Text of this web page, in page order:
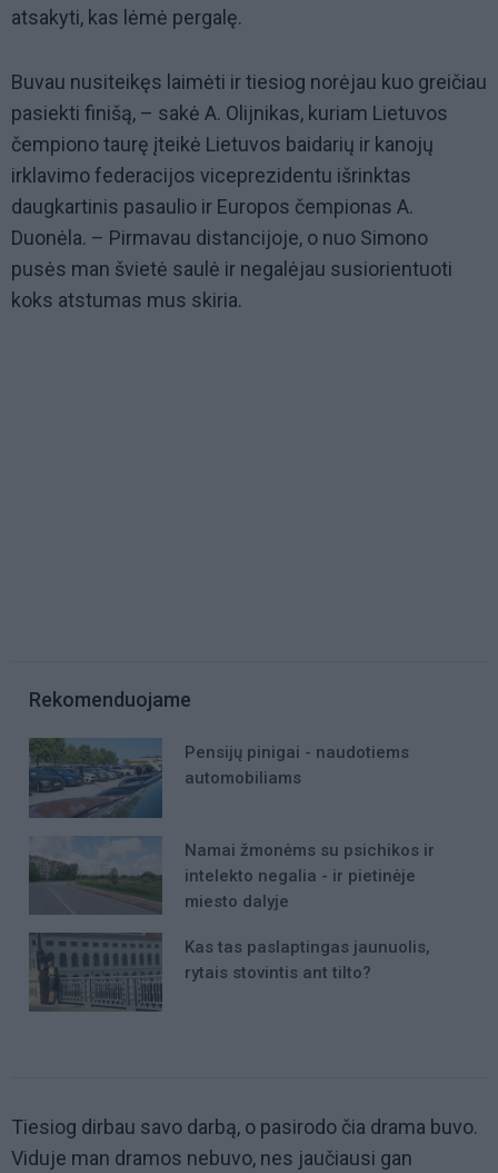
atsakyti, kas lėmė pergalę.
Buvau nusiteikęs laimėti ir tiesiog norėjau kuo greičiau
pasiekti finišą, – sakė A. Olijnikas, kuriam Lietuvos
čempiono taurę įteikė Lietuvos baidarių ir kanojų
irklavimo federacijos viceprezidentu išrinktas
daugkartinis pasaulio ir Europos čempionas A.
Duonėla. – Pirmavau distancijoje, o nuo Simono
pusės man švietė saulė ir negalėjau susiorientuoti
koks atstumas mus skiria.
Rekomenduojame
Pensijų pinigai - naudotiems
automobiliams
Namai žmonėms su psichikos ir
intelekto negalia - ir pietinėje
miesto dalyje
Kas tas paslaptingas jaunuolis,
rytais stovintis ant tilto?
Tiesiog dirbau savo darbą, o pasirodo čia drama buvo.
Viduje man dramos nebuvo, nes jaučiausi gan